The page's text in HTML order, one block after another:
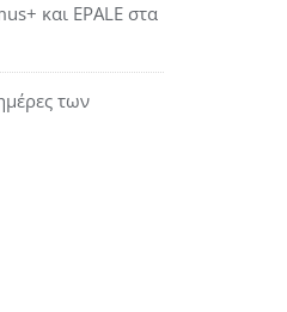
και EPALE στα
των